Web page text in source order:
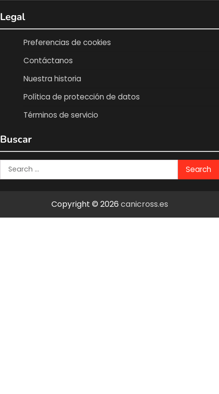
Legal
Preferencias de cookies
Contáctanos
Nuestra historia
Política de protección de datos
Términos de servicio
Buscar
Search
for:
Copyright © 2026 canicross.es